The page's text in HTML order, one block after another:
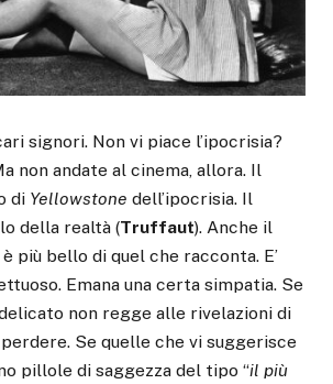
signori. Non vi piace l’ipocrisia?
non andate al cinema, allora. Il
di Yellowstone dell’ipocrisia. Il
della realtà (Truffaut). Anche il
è più bello di quel che racconta. E’
Emana una certa simpatia. Se
non regge alle rivelazioni di
Se quelle che vi suggerisce
pillole di saggezza del tipo “il più